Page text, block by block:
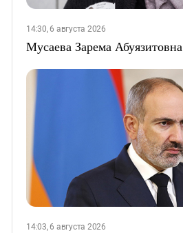
14:30, 6 августа 2026
Мусаева Зарема Абуязитовна
14:03, 6 августа 2026